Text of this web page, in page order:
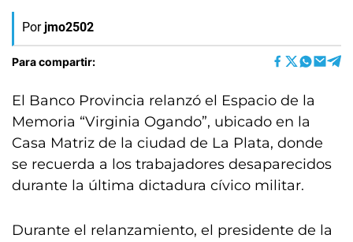
Por jmo2502
Para compartir:
El Banco Provincia relanzó el Espacio de la
Memoria “Virginia Ogando”, ubicado en la
Casa Matriz de la ciudad de La Plata, donde
se recuerda a los trabajadores desaparecidos
durante la última dictadura cívico militar.
Durante el relanzamiento, el presidente de la